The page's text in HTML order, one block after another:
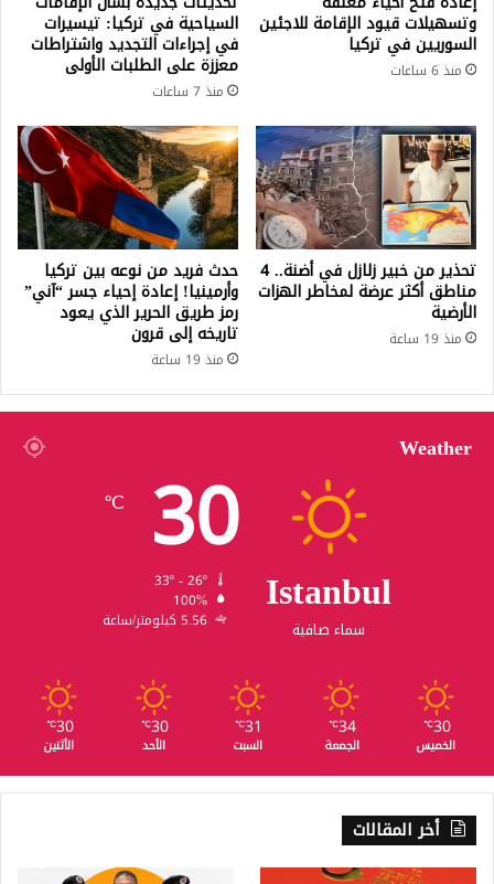
وتسهيلات قيود الإقامة للاجئين
السوريين في تركيا
منذ 6 ساعات
السياحية في تركيا: تيسيرات
في إجراءات التجديد واشتراطات
معززة على الطلبات الأولى
منذ 7 ساعات
تحذير من خبير زلازل في أضنة.. 4
مناطق أكثر عرضة لمخاطر الهزات
الأرضية
منذ 19 ساعة
حدث فريد من نوعه بين تركيا
وأرمينيا! إعادة إحياء جسر “آني”
رمز طريق الحرير الذي يعود
تاريخه إلى قرون
منذ 19 ساعة
Weather
Istanbul
سماء صافية
30
℃
100%
5.56 كيلومتر/ساعة
30
℃
الخميس
34
℃
الجمعة
31
℃
السبت
30
℃
الأحد
30
℃
الأثنين
أخر المقالات